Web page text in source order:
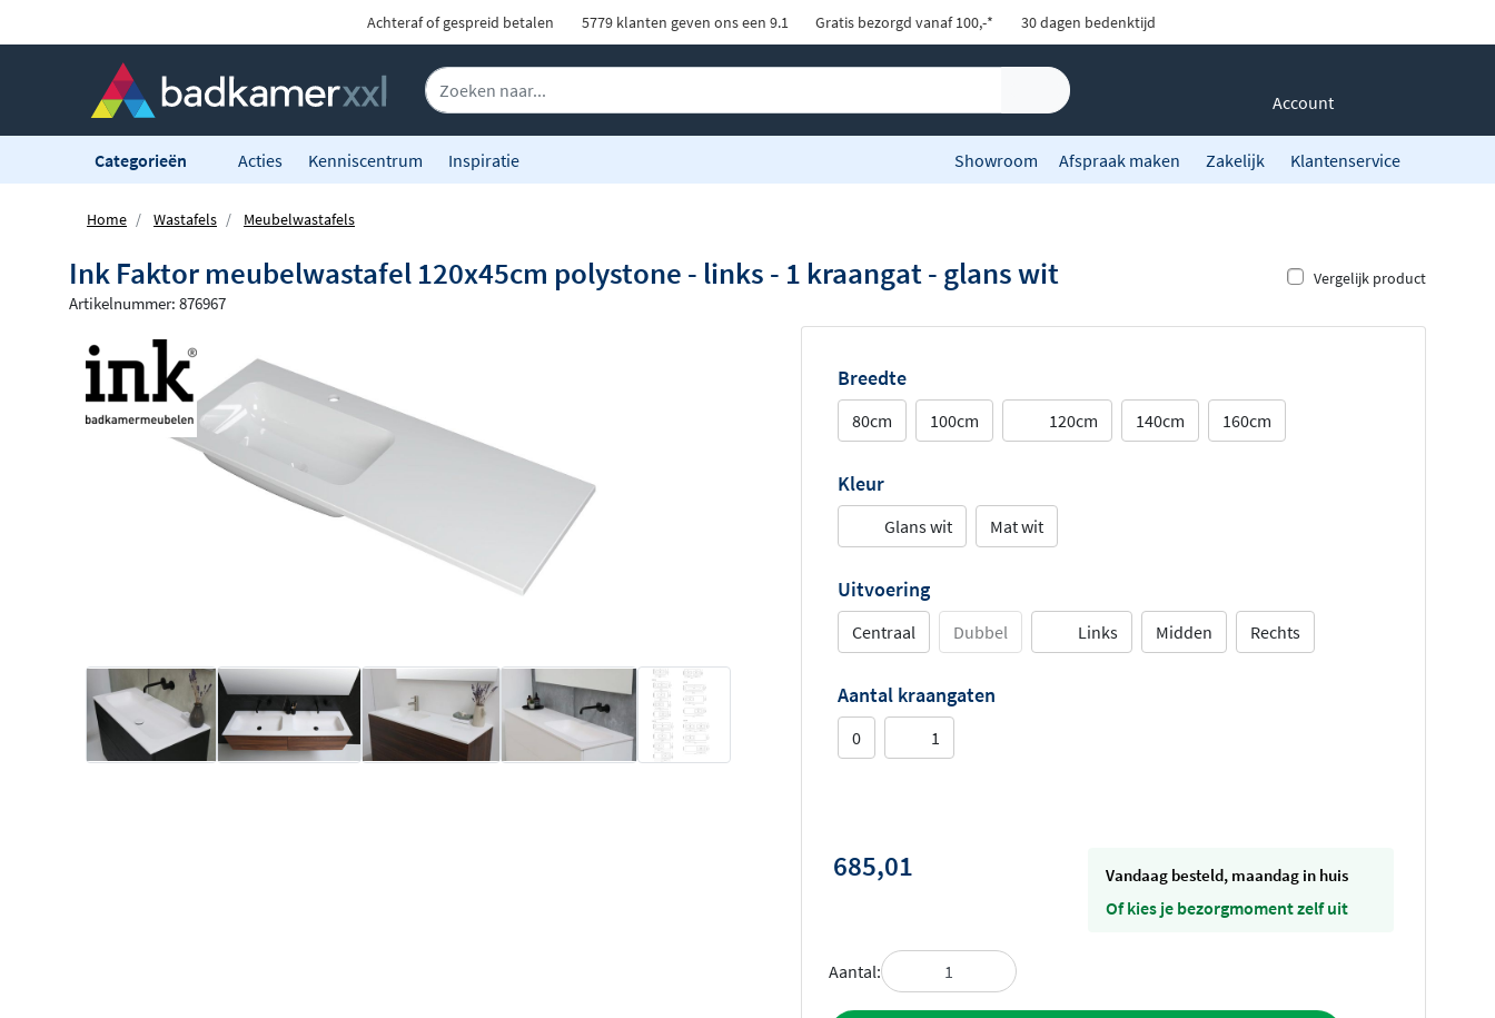
Achteraf of gespreid betalen 5779 klanten geven ons een 9.1 Gratis bezorgd vanaf 100,-* 30 dagen bedenktijd
Account
Categorieën Acties Kenniscentrum Inspiratie Showroom Afspraak maken Zakelijk Klantenservice
Home Wastafels Meubelwastafels
Ink Faktor meubelwastafel 120x45cm polystone - links - 1 kraangat - glans wit Vergelijk product
Artikelnummer: 876967
Breedte
80cm 100cm 120cm 140cm 160cm
Kleur
Glans wit Mat wit
Uitvoering
Centraal Dubbel Links Midden Rechts
Aantal kraangaten
0 1
685,01 vandaag besteld, maandag in huis
Of kies je bezorgmoment zelf uit
Aantal: